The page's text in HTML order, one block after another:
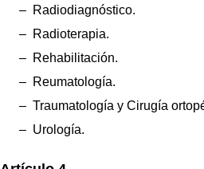
– Radiodiagnóstico.
– Radioterapia.
– Rehabilitación.
– Reumatología.
– Traumatología y Cirugía
– Urología.